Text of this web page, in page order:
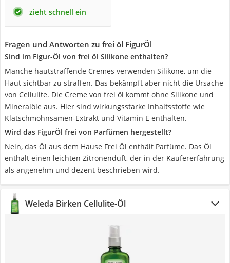
zieht schnell ein
Fragen und Antworten zu frei öl FigurÖl
Sind im Figur-Öl von frei öl Silikone enthalten?
Manche hautstraffende Cremes verwenden Silikone, um die
Haut sichtbar zu straffen. Das bekämpft aber nicht die Ursache
von Cellulite. Die Creme von frei öl kommt ohne Silikone und
Mineralöle aus. Hier sind wirkungsstarke Inhaltsstoffe wie
Klatschmohnsamen-Extrakt und Vitamin E enthalten.
Wird das FigurÖl frei von Parfümen hergestellt?
Nein, das Öl aus dem Hause Frei Öl enthält Parfüme. Das Öl
enthält einen leichten Zitronenduft, der in der Käufererfahrung
als angenehm und dezent beschrieben wird.
Weleda Birken Cellulite-Öl